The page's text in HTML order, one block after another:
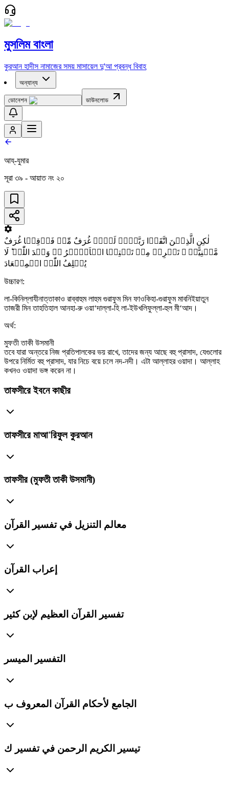
মুসলিম বাংলা
কুরআন হাদীস নামাজের সময় মাসায়েল দু'আ প্রবন্ধ বিবাহ
অন্যান্য
ডোনেশন ডাউনলোড
আয্‌-যুমার
সূরা ৩৯ - আয়াত নং ২০
لٰکِنِ الَّذِیۡنَ اتَّقَوۡا رَبَّہُمۡ لَہُمۡ غُرَفٌ مِّنۡ فَوۡقِہَا غُرَفٌ
مَّبۡنِیَّۃٌ ۙ تَجۡرِیۡ مِنۡ تَحۡتِہَا الۡاَنۡہٰرُ ۬ؕ وَعۡدَ اللّٰہِ ؕ لَا
یُخۡلِفُ اللّٰہُ الۡمِیۡعَادَ
উচ্চারণ:
লা-কিনিল্লাযীনাত্তাকাও রাব্বাহুম লাহুম গুরাফুম মিন ফাওকিহা-গুরাফুম মাবনিইয়াতুন
তাজরী মিন তাহতিহাল আনহা-রু ওয়া‘দাল্লা-হি লা-ইউখলিফুল্লা-হুল মী‘আদ।
অর্থ:
মুফতী তাকী উসমানী
তবে যারা অন্তরে নিজ প্রতিপালকের ভয় রাখে, তাদের জন্য আছে বহু প্রাসাদ, যেগুলোর
উপরে নির্মিত বহু প্রাসাদ, যার নিচে বয়ে চলে নদ-নদী। এটা আল্লাহর ওয়াদা। আল্লাহ
কখনও ওয়াদা ভঙ্গ করেন না।
তাফসীরে ইবনে কাছীর
তাফসীরে মাআ'রিফুল কুরআন
তাফসীর (মুফতী তাকী উসমানী)
معالم التنزيل في تفسير القرآن
إعراب القرآن
تفسير القرآن العظيم لإبن كثير
التفسير الميسر
الجامع لأحكام القرآن المعروف ب
تيسير الكريم الرحمن في تفسير ك